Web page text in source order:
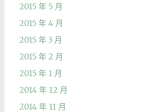
2015 年 5 月
2015 年 4 月
2015 年 3 月
2015 年 2 月
2015 年 1 月
2014 年 12 月
2014 年 11 月